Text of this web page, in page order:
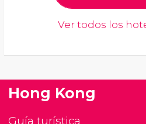
Ver todos los
Hong Kong
Guía turística